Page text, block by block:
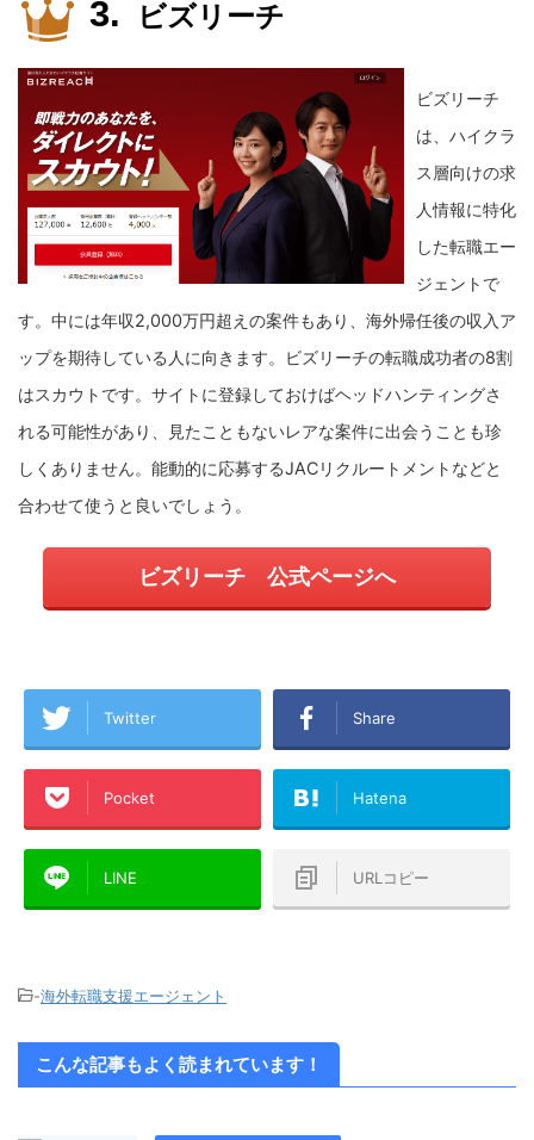
ビズリーチ
ビズリーチ
は、ハイクラ
ス層向けの求
人情報に特化
した転職エー
ジェントで
す。 中には年収2,000万円超えの案件もあり、海外帰任後の収入ア
ップを期待している人に向きます。
ビズリーチの転職成功者の8割
はスカウトです。サイトに登録しておけばヘッドハンティングさ
れる可能性があり、見たこともないレアな案件に出会うことも珍
しくありません。能動的に応募するJACリクルートメントなどと
合わせて使うと良いでしょう。
ビズリーチ 公式ページへ
Twitter Share
Pocket Hatena
LINE URLコピー
-海外転職支援エージェント
こんな記事もよく読まれています！